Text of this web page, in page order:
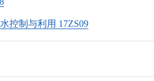
控制与利用 17ZS09